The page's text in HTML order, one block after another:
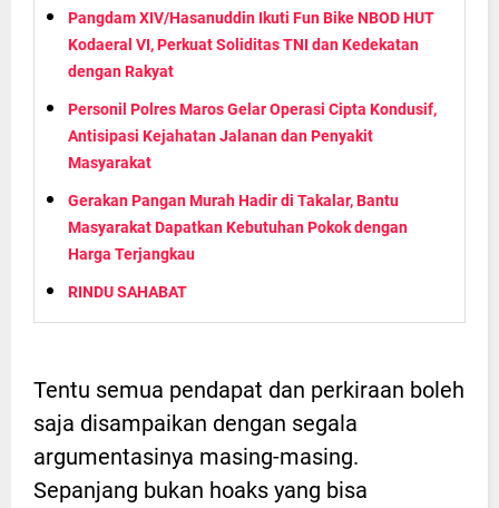
Pangdam XIV/Hasanuddin Ikuti Fun Bike NBOD HUT
Kodaeral VI, Perkuat Soliditas TNI dan Kedekatan
dengan Rakyat
Personil Polres Maros Gelar Operasi Cipta Kondusif,
Antisipasi Kejahatan Jalanan dan Penyakit
Masyarakat
Gerakan Pangan Murah Hadir di Takalar, Bantu
Masyarakat Dapatkan Kebutuhan Pokok dengan
Harga Terjangkau
RINDU SAHABAT
Tentu semua pendapat dan perkiraan boleh
saja disampaikan dengan segala
argumentasinya masing-masing.
Sepanjang bukan hoaks yang bisa